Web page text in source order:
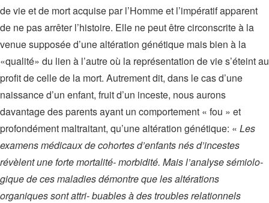
de vie et de mort acquise par l’Homme et l’impératif apparent
de ne pas arrêter l’histoire. Elle ne peut être circonscrite à la
venue supposée d’une altération génétique mais bien à la
«qualité» du lien à l’autre où la représentation de vie s’éteint au
profit de celle de la mort. Autrement dit, dans le cas d’une
naissance d’un enfant, fruit d’un inceste, nous aurons
davantage des parents ayant un comportement « fou » et
profondément maltraitant, qu’une altération génétique: « Les
examens médicaux de cohortes d’enfants nés d’incestes
révèlent une forte mortalité- morbidité. Mais l’analyse sémiolo-
gique de ces maladies démontre que les altérations
organiques sont attri- buables à des troubles relationnels